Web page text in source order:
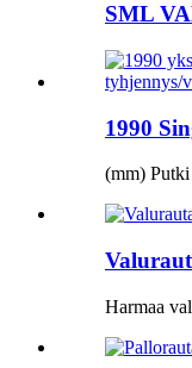
SML
1990
(mm) Putki
Harmaa